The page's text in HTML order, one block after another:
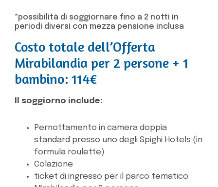
*possibilità di soggiornare fino a 2 notti in
periodi diversi con mezza pensione inclusa
Costo totale dell’Offerta
Mirabilandia per 2 persone + 1
bambino: 114€
Il soggiorno include:
Pernottamento in camera doppia
standard presso uno degli Spighi Hotels (in
formula roulette)
Colazione
ticket di ingresso per il parco tematico